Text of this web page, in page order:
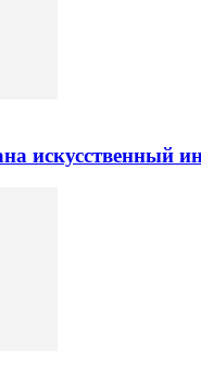
искусственный